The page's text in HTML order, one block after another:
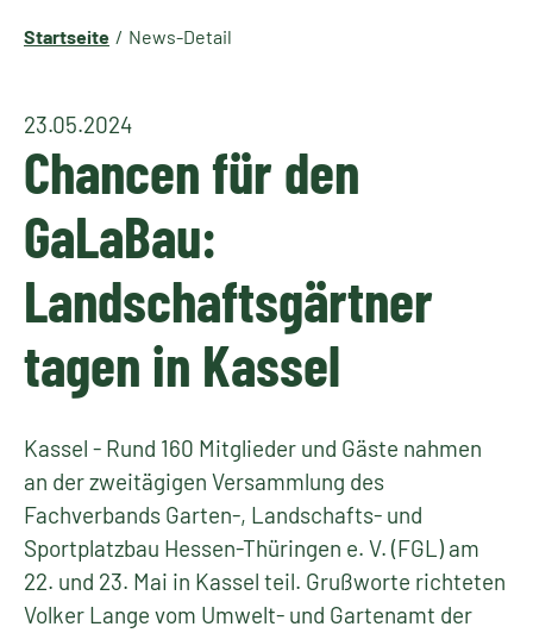
Startseite News-Detail
23.05.2024
Chancen für den
GaLaBau:
Landschaftsgärtner
tagen in Kassel
Kassel - Rund 160 Mitglieder und Gäste nahmen
an der zweitägigen Versammlung des
Fachverbands Garten-, Landschafts- und
Sportplatzbau Hessen-Thüringen e. V. (FGL) am
22. und 23. Mai in Kassel teil. Grußworte richteten
Volker Lange vom Umwelt- und Gartenamt der